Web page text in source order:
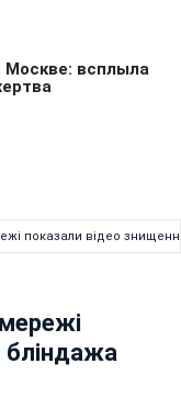
показали відео
бліндажа